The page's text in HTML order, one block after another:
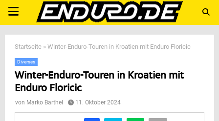
PRIMARY
MENU
Startseite » Winter-Enduro-Touren in Kroatien mit Enduro Floricic
Diverses
Winter-Enduro-Touren in Kroatien mit
Enduro Floricic
von Marko Barthel 11. Oktober 2024